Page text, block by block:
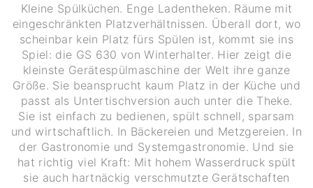
Kleine Spülküchen. Enge Ladentheken. Räume mit
eingeschränkten Platzverhältnissen. Überall dort, wo
scheinbar kein Platz fürs Spülen ist, kommt sie ins
Spiel: die GS 630 von Winterhalter. Hier zeigt die
kleinste Gerätespülmaschine der Welt ihre ganze
Größe. Sie beansprucht kaum Platz in der Küche und
passt als Untertischversion auch unter die Theke.
Sie ist einfach zu bedienen, spült schnell, sparsam
und wirtschaftlich. In Bäckereien und Metzgereien. In
der Gastronomie und Systemgastronomie. Und sie
hat richtig viel Kraft: Mit hohem Wasserdruck spült
sie auch hartnäckig verschmutzte Gerätschaften